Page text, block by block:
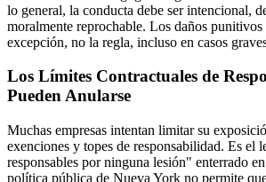
lo general, la conducta debe ser intencional,
moralmente reprochable. Los daños punitivos
excepción, no la regla, incluso en casos
Los Límites Contractuales de
Pueden Anularse
Muchas empresas intentan limitar su
exenciones y topes de responsabilidad. Es el
responsables por ninguna lesión" enterrado
política pública de Nueva York no permite